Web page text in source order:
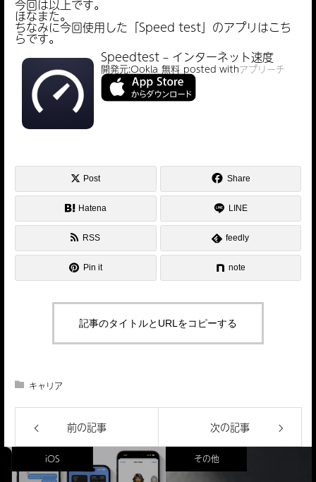
今回は以上です。
ほなまた。
ちなみに今回使用した「Speed test」のアプリはこち
らです。
Speedtest – インターネット速度
開発元:Ookla 無料 posted withアプリーチ
Post Share
Hatena LINE
RSS feedly
Pin it note
記事のタイトルとURLをコピーする
キャリア
前の記事 次の記事
iOS その他